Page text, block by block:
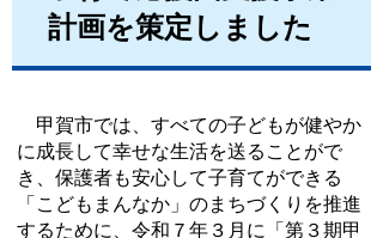
計画を策定しました
甲賀市では、すべての子どもが健やか
に成長して幸せな生活を送ることがで
き、保護者も安心して子育てができる
「こどもまんなか」のまちづくりを推進
するために、令和７年３月に「第３期甲